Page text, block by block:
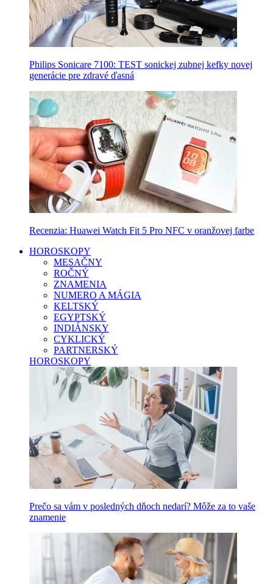
Philips Sonicare 7100: TEST sonickej zubnej kefky novej
generácie pre zdravé ďasná
Recenzia: Huawei Watch Fit 5 Pro NFC v oranžovej farbe
HOROSKOPY
MESAČNY
ROČNÝ
ZNAMENIA
NUMERO A MÁGIA
KELTSKÝ
EGYPTSKÝ
INDIÁNSKY
CYKLICKÝ
PARTNERSKÝ
HOROSKOPY
Prečo sa vám v posledných dňoch nedarí? Môže za to vaše
znamenie